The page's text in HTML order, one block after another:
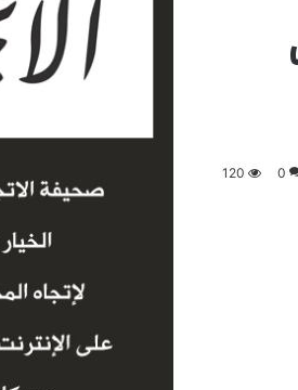
0
120